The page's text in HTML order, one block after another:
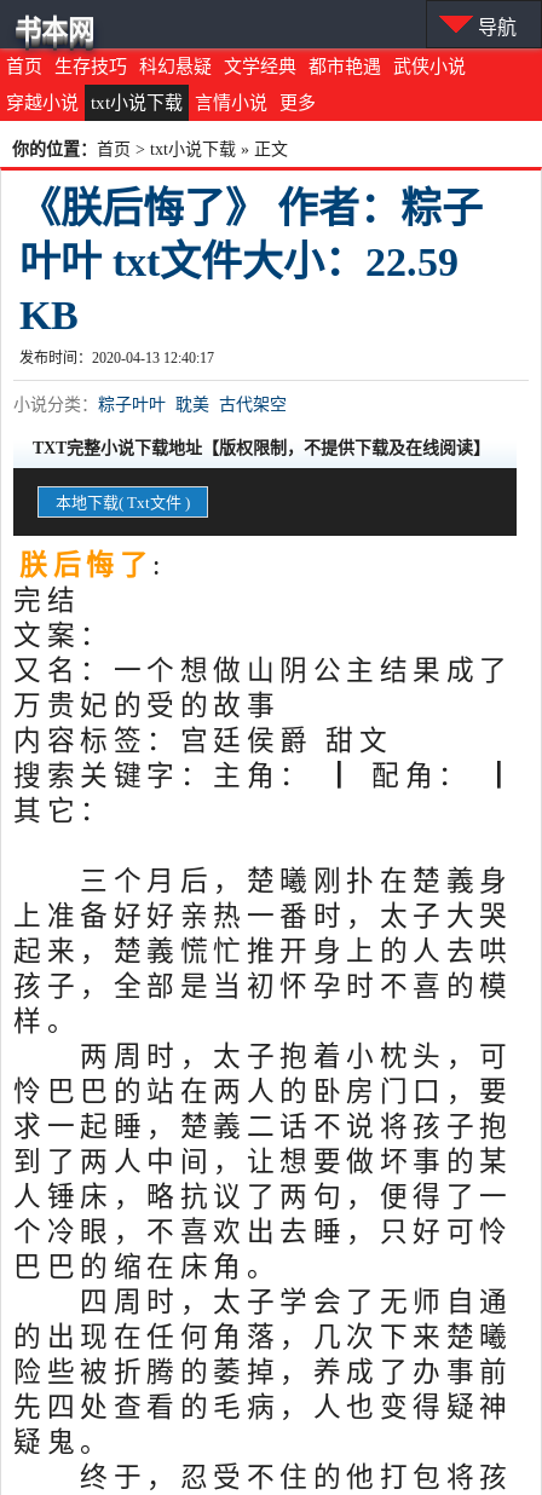
首页 生存技巧 科幻悬疑 文学经典 都市艳遇
武侠小说
穿越小说
txt小说下载 言情小说 更多
书本网 导航
你的位置： 首页 > txt小说下载 » 正文
《朕后悔了》 作者：粽子
叶叶 txt文件大小：22.59
KB
发布时间：2020-04-13 12:40:17
小说分类： 粽子叶叶 耽美 古代架空
TXT完整小说下载地址【版权限制，不提供下载及在线阅读】
本地下载( Txt文件 )
朕后悔了 :
完结
文案：
又名：一个想做山阴公主结果成了
万贵妃的受的故事
内容标签：宫廷侯爵 甜文
搜索关键字：主角： ┃ 配角： ┃
其它：
三个月后，楚曦刚扑在楚義身
上准备好好亲热一番时，太子大哭
起来，楚義慌忙推开身上的人去哄
孩子，全部是当初怀孕时不喜的模
样。
两周时，太子抱着小枕头，可
怜巴巴的站在两人的卧房门口，要
求一起睡，楚義二话不说将孩子抱
到了两人中间，让想要做坏事的某
人锤床，略抗议了两句，便得了一
个冷眼，不喜欢出去睡，只好可怜
巴巴的缩在床角。
四周时，太子学会了无师自通
的出现在任何角落，几次下来楚曦
险些被折腾的萎掉，养成了办事前
先四处查看的毛病，人也变得疑神
疑鬼。
终于，忍受不住的他打包将孩